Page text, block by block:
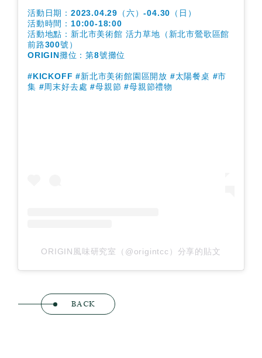
活動日期：2023.04.29（六）-04.30（日）
活動時間：10:00-18:00
活動地點：新北市美術館 活力草地（新北市鶯歌區館
前路300號）
ORIGIN攤位：第8號攤位
#KICKOFF #新北市美術館園區開放 #太陽餐桌 #市
集 #周末好去處 #母親節 #母親節禮物
ORIGIN風味研究室（@origintcc）分享的貼文
BACK